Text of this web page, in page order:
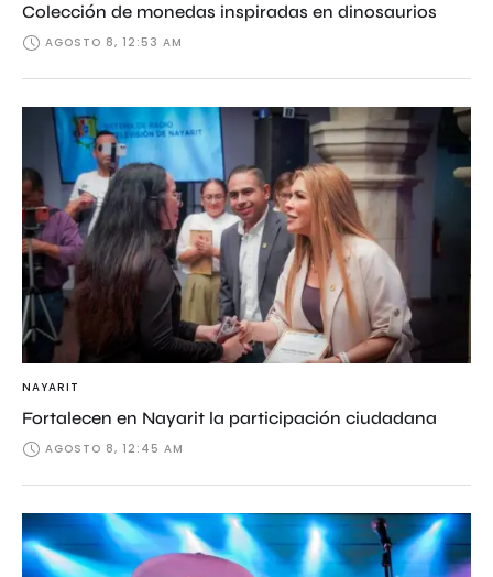
Colección de monedas inspiradas en dinosaurios
AGOSTO 8, 12:53 AM
NAYARIT
Fortalecen en Nayarit la participación ciudadana
AGOSTO 8, 12:45 AM